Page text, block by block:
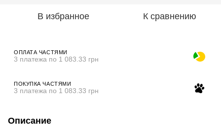
В избранное К сравнению
ОПЛАТА ЧАСТЯМИ
3 платежа по 1 083.33 грн
ПОКУПКА ЧАСТЯМИ
3 платежа по 1 083.33 грн
Описание